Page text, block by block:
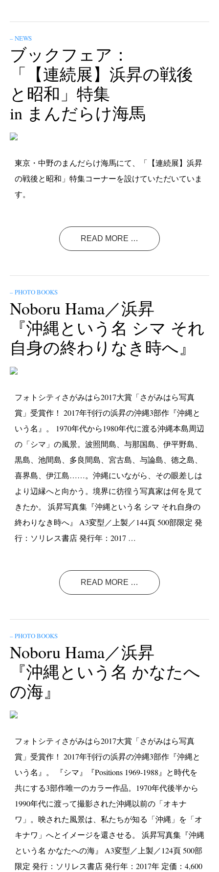
– NEWS
ブックフェア：
「【連続展】浜昇の戦後
と昭和」特集
in まんだらけ海馬
東京・中野のまんだらけ海馬にて、「【連続展】浜昇
の戦後と昭和」特集コーナーを設けていただいていま
す。
READ MORE …
– PHOTO BOOKS
Noboru Hama／浜昇
『沖縄という名 シマ それ
自身の終わりなき時へ』
フォトシティさがみはら2017大賞「さがみはら写真
賞」受賞作！ 2017年刊行の浜昇の沖縄3部作『沖縄と
いう名』。 1970年代から1980年代に渡る沖縄本島周辺
の「シマ」の風景。波照間島、与那国島、伊平野島、
黒島、池間島、多良間島、宮古島、与論島、徳之島、
喜界島、伊江島……。沖縄にいながら、その眼差しは
より辺縁へと向かう。境界に彷徨う写真家は何を見て
きたか。 浜昇写真集『沖縄という名 シマ それ自身の
終わりなき時へ』 A3変型／上製／144頁 500部限定 発
行：ソリレス書店 発行年：2017 …
READ MORE …
– PHOTO BOOKS
Noboru Hama／浜昇
『沖縄という名 かなたへ
の海』
フォトシティさがみはら2017大賞「さがみはら写真
賞」受賞作！ 2017年刊行の浜昇の沖縄3部作『沖縄と
いう名』。 『シマ』『Positions 1969-1988』と時代を
共にする3部作唯一のカラー作品。1970年代後半から
1990年代に渡って撮影された沖縄以前の「オキナ
ワ」。映された風景は、私たちが知る「沖縄」を「オ
キナワ」へとイメージを還させる。 浜昇写真集『沖縄
という名 かなたへの海』 A3変型／上製／124頁 500部
限定 発行：ソリレス書店 発行年：2017年 定価：4,600